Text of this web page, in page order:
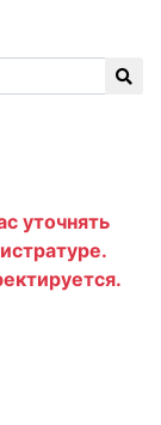
уточнять